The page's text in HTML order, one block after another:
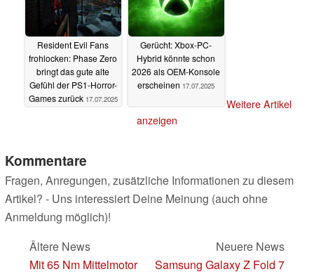
Resident Evil Fans
frohlocken: Phase Zero
bringt das gute alte
Gefühl der PS1-Horror-
Games zurück 17.07.2025
Gerücht: Xbox-PC-
Hybrid könnte schon
2026 als OEM-Konsole
erscheinen 17.07.2025
Weitere Artikel
anzeigen
Kommentare
Fragen, Anregungen, zusätzliche Informationen zu diesem
Artikel? - Uns interessiert Deine Meinung (auch ohne
Anmeldung möglich)!
Ältere News
Mit 65 Nm Mittelmotor
Neuere News
Samsung Galaxy Z Fold 7